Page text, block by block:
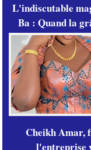
L'indiscutable
Ba : Quand la
Cheikh Amar,
l'entreprise